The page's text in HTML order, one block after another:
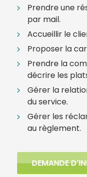
Prendre une
par mail.
Accueillir le
Proposer la
Prendre la
décrire les
Gérer la
du service.
Gérer les
au règlement.